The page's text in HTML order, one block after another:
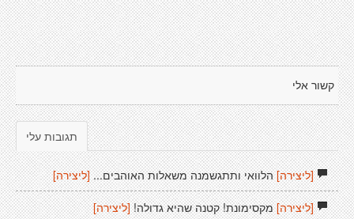
קשור אלי
תגובות עלי
[ליצירה]הלוואי ותתגשמנה משאלות האוהבים... [ליצירה]
[ליצירה]מקסימונת! קטנה שהיא גדולה! [ליצירה]